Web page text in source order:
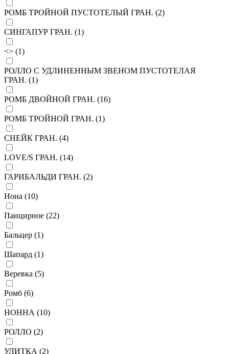
РОМБ ТРОЙНОЙ ПУСТОТЕЛЫЙ ГРАН. (2)
СИНГАПУР ГРАН. (1)
<> (1)
РОЛЛО С УДЛИНЕННЫМ ЗВЕНОМ ПУСТОТЕЛАЯ
ГРАН. (1)
РОМБ ДВОЙНОЙ ГРАН. (16)
РОМБ ТРОЙНОЙ ГРАН. (1)
СНЕЙК ГРАН. (4)
LOVE/S ГРАН. (14)
ГАРИБАЛЬДИ ГРАН. (2)
Нона (10)
Панцирное (22)
Бальцер (1)
Шапард (1)
Веревка (5)
Ромб (6)
НОННА (10)
РОЛЛО (2)
УЛИТКА (2)